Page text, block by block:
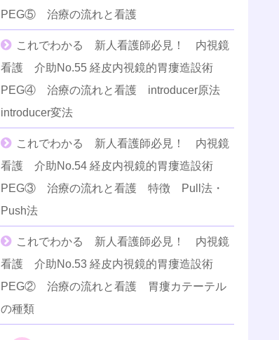
PEG⑤ 治療の流れと看護
これでわかる 新人看護師必見！ 内視鏡
看護 介助No.55 経皮内視鏡的胃瘻造設術
PEG④ 治療の流れと看護 introducer原法
introducer変法
これでわかる 新人看護師必見！ 内視鏡
看護 介助No.54 経皮内視鏡的胃瘻造設術
PEG③ 治療の流れと看護 特徴 Pull法・
Push法
これでわかる 新人看護師必見！ 内視鏡
看護 介助No.53 経皮内視鏡的胃瘻造設術
PEG② 治療の流れと看護 胃瘻カテーテル
の種類